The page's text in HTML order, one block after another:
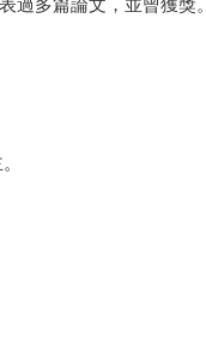
過多篇論文，並曾獲獎。